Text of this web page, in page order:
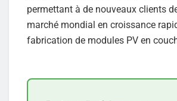
permettant à de nouveaux clients
marché mondial en croissance
fabrication de modules PV en